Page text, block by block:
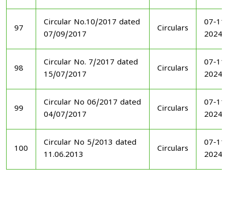
97
Circular No.10/2017 dated
07/09/2017
Circulars
07-11-
2024
98
Circular No. 7/2017 dated
15/07/2017
Circulars
07-11-
2024
99
Circular No 06/2017 dated
04/07/2017
Circulars
07-11-
2024
100
Circular No 5/2013 dated
11.06.2013
Circulars
07-11-
2024